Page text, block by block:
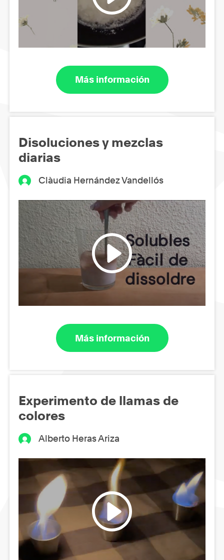
Más información
Disoluciones y mezclas
diarias
Clàudia Hernández Vandellós
Más información
Experimento de llamas de
colores
Alberto Heras Ariza